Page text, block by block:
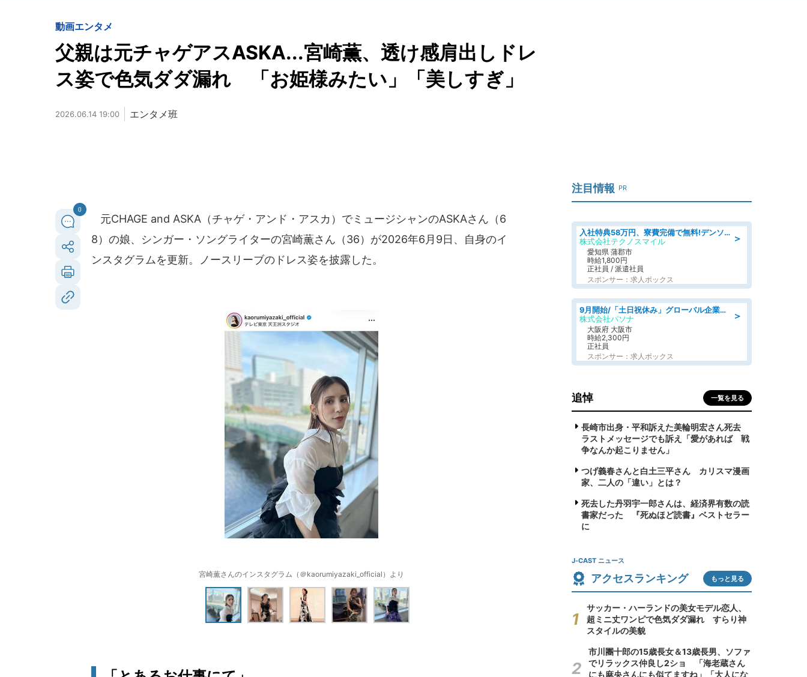
動画エンタメ
父親は元チャゲアスASKA...宮崎薫、透け感肩出しドレ
ス姿で色気ダダ漏れ 「お姫様みたい」「美しすぎ」
2026.06.14 19:00 エンタメ班
0
元CHAGE and ASKA（チャゲ・アンド・アスカ）でミュージシャンのASKAさん（6
8）の娘、シンガー・ソングライターの宮崎薫さん（36）が2026年6月9日、自身のイ
ンスタグラムを更新。ノースリーブのドレス姿を披露した。
宮崎薫さんのインスタグラム（＠kaorumiyazaki_official）より
注目情報 PR
＞
入社特典58万円、寮費完備で無料!デンソーで働こう!自動車工場で小型部品の検査業務 denso aichi
株式会社テクノスマイル
愛知県 蒲郡市
時給1,800円
正社員 / 派遣社員
スポンサー：求人ボックス
＞
9月開始/「土日祝休み」グローバル企業での産業保健のお仕事/保健師/高時給/残業なし/服装自由
株式会社パソナ
大阪府 大阪市
時給2,300円
正社員
スポンサー：求人ボックス
追悼 一覧を見る
長崎市出身・平和訴えた美輪明宏さん死去
ラストメッセージでも訴え「愛があれば 戦
争なんか起こりません」
つげ義春さんと白土三平さん カリスマ漫画
家、二人の「違い」とは？
死去した丹羽宇一郎さんは、経済界有数の読
書家だった 『死ぬほど読書』ベストセラー
に
J-CAST ニュース
アクセスランキング もっと見る
サッカー・ハーランドの美女モデル恋人、
超ミニ丈ワンピで色気ダダ漏れ すらり神
スタイルの美貌
市川團十郎の15歳長女＆13歳長男、ソファ
でリラックス仲良し2ショ 「海老蔵さん
にも麻央さんにも似てますね」「大人にな